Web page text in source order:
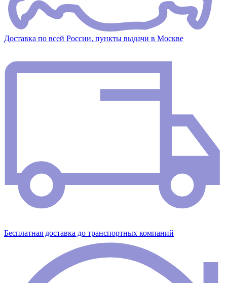
Доставка по всей России, пункты выдачи в Москве
Бесплатная доставка до транспортных компаний